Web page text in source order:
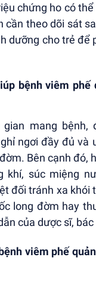
chứng ho có
cần theo dõi sát
dưỡng cho trẻ để
bệnh viêm phế
mang bệnh,
ngơi đầy đủ và
Bên cạnh đó,
khí, súc miệng
đối tránh xa khói
long đờm hay
của dược sĩ, bác
viêm phế